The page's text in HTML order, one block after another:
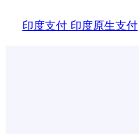
印度支付 印度原生支付